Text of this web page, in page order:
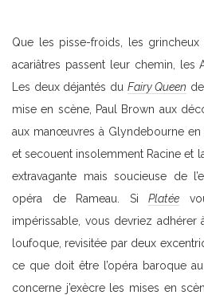
Que les pisse-froids, les
acariâtres passent leur chemin, les
Les deux déjantés du Fairy Queen
mise en scène, Paul Brown aux
aux manœuvres à Glyndebourne
et secouent insolemment Racine et
extravagante mais soucieuse de
opéra de Rameau. SiPlatée
impérissable, vous devriez adhérer
loufoque, revisitée par deux
ce que doit être l’opéra baroque
concerne j’exècre les mises en